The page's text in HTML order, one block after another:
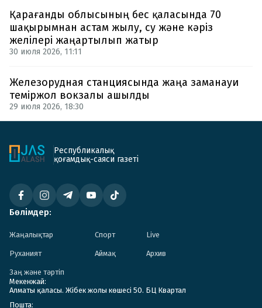
Қарағанды облысының бес қаласында 70
шақырымнан астам жылу, су және кәріз
желілері жаңартылып жатыр
30 июля 2026, 11:11
Железорудная станциясында жаңа заманауи
теміржол вокзалы ашылды
29 июля 2026, 18:30
Республикалық
қоғамдық-саяси газеті
Бөлімдер:
Жаңалықтар Спорт Live
Руханият Аймақ Архив
Заң және тәртіп
Мекенжай:
Алматы қаласы. Жібек жолы көшесі 50. БЦ Квартал
Пошта: